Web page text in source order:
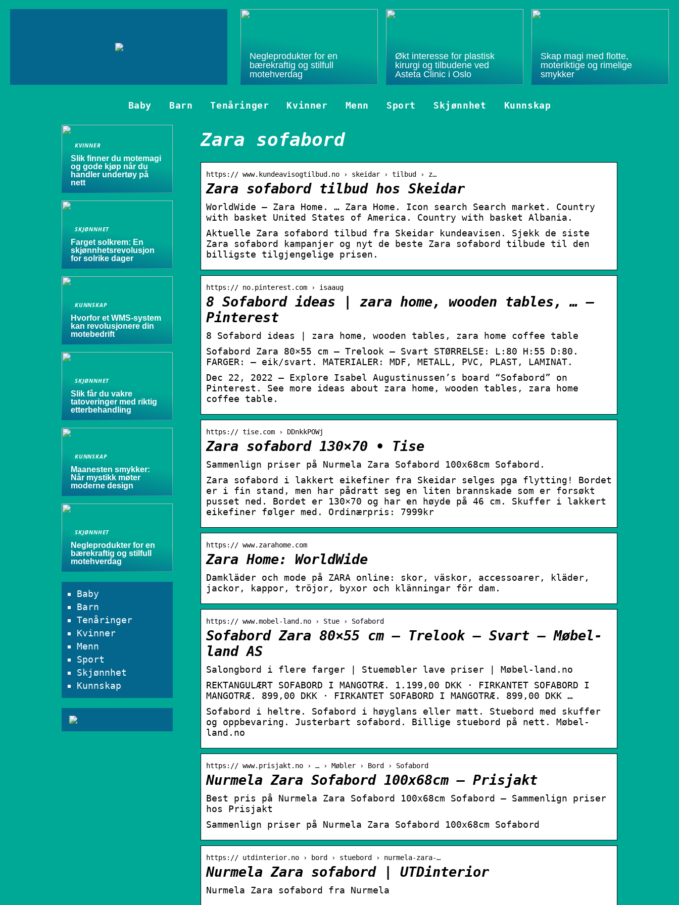
Negleprodukter for en
bærekraftig og stilfull
motehverdag
Økt interesse for plastisk
kirurgi og tilbudene ved
Asteta Clinic i Oslo
Skap magi med flotte,
moteriktige og rimelige
smykker
Baby Barn Tenåringer Kvinner Menn Sport Skjønnhet Kunnskap
Zara sofabord
https:// www.kundeavisogtilbud.no › skeidar › tilbud › z…
Zara sofabord tilbud hos Skeidar
WorldWide – Zara Home. … Zara Home. Icon search Search market. Country
with basket United States of America. Country with basket Albania.
Aktuelle Zara sofabord tilbud fra Skeidar kundeavisen. Sjekk de siste
Zara sofabord kampanjer og nyt de beste Zara sofabord tilbude til den
billigste tilgjengelige prisen.
https:// no.pinterest.com › isaaug
8 Sofabord ideas | zara home, wooden tables, … –
Pinterest
8 Sofabord ideas | zara home, wooden tables, zara home coffee table
Sofabord Zara 80×55 cm – Trelook – Svart STØRRELSE: L:80 H:55 D:80.
FARGER: – eik/svart. MATERIALER: MDF, METALL, PVC, PLAST, LAMINAT.
Dec 22, 2022 – Explore Isabel Augustinussen’s board “Sofabord” on
Pinterest. See more ideas about zara home, wooden tables, zara home
coffee table.
https:// tise.com › DDnkkPOWj
Zara sofabord 130×70 • Tise
Sammenlign priser på Nurmela Zara Sofabord 100x68cm Sofabord.
Zara sofabord i lakkert eikefiner fra Skeidar selges pga flytting! Bordet
er i fin stand, men har pådratt seg en liten brannskade som er forsøkt
pusset ned. Bordet er 130×70 og har en høyde på 46 cm. Skuffer i lakkert
eikefiner følger med. Ordinærpris: 7999kr
https:// www.zarahome.com
Zara Home: WorldWide
Damkläder och mode på ZARA online: skor, väskor, accessoarer, kläder,
jackor, kappor, tröjor, byxor och klänningar för dam.
https:// www.mobel-land.no › Stue › Sofabord
Sofabord Zara 80×55 cm – Trelook – Svart – Møbel-
land AS
Salongbord i flere farger | Stuemøbler lave priser | Møbel-land.no
REKTANGULÆRT SOFABORD I MANGOTRÆ. 1.199,00 DKK · FIRKANTET SOFABORD I
MANGOTRÆ. 899,00 DKK · FIRKANTET SOFABORD I MANGOTRÆ. 899,00 DKK …
Sofabord i heltre. Sofabord i høyglans eller matt. Stuebord med skuffer
og oppbevaring. Justerbart sofabord. Billige stuebord på nett. Møbel-
land.no
https:// www.prisjakt.no › … › Møbler › Bord › Sofabord
Nurmela Zara Sofabord 100x68cm – Prisjakt
Best pris på Nurmela Zara Sofabord 100x68cm Sofabord – Sammenlign priser
hos Prisjakt
Sammenlign priser på Nurmela Zara Sofabord 100x68cm Sofabord
https:// utdinterior.no › bord › stuebord › nurmela-zara-…
Nurmela Zara sofabord | UTDinterior
Nurmela Zara sofabord fra Nurmela
KVINNER
Slik finner du motemagi
og gode kjøp når du
handler undertøy på
nett
SKJØNNHET
Farget solkrem: En
skjønnhetsrevolusjon
for solrike dager
KUNNSKAP
Hvorfor et WMS-system
kan revolusjonere din
motebedrift
SKJØNNHET
Slik får du vakre
tatoveringer med riktig
etterbehandling
KUNNSKAP
Maanesten smykker:
Når mystikk møter
moderne design
SKJØNNHET
Negleprodukter for en
bærekraftig og stilfull
motehverdag
Baby
Barn
Tenåringer
Kvinner
Menn
Sport
Skjønnhet
Kunnskap